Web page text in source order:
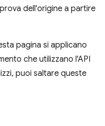
dell'origine a partire
pagina si applicano
che utilizzano l'API
puoi saltare queste